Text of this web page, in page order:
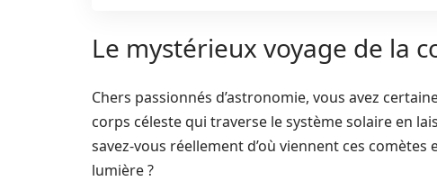
Le mystérieux voyage de la
Chers passionnés d’astronomie, vous avez
corps céleste qui traverse le système solaire en
savez-vous réellement d’où viennent ces
lumière ?